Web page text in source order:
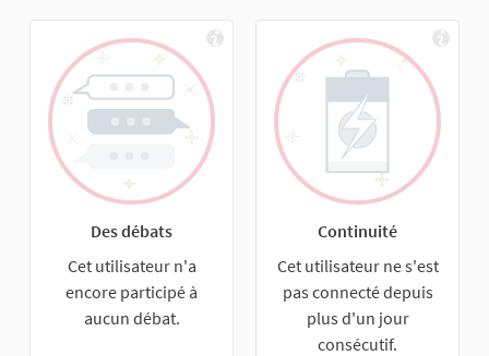
Des débats
Cet utilisateur n'a
encore participé à
aucun débat.
Continuité
Cet utilisateur ne s'est
pas connecté depuis
plus d'un jour
consécutif.